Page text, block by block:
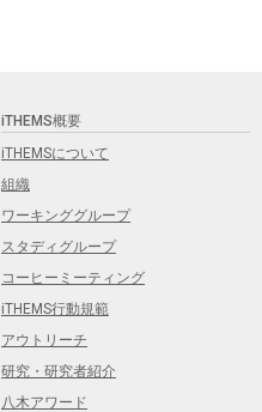
iTHEMS概要
iTHEMSについて
組織
ワーキンググループ
スタディグループ
コーヒーミーティング
iTHEMS行動規範
アウトリーチ
研究・研究者紹介
八木アワード